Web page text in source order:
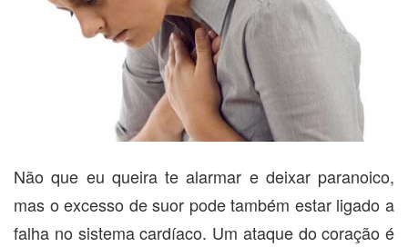
Não que eu queira te alarmar e deixar paranoico,
mas o excesso de suor pode também estar ligado a
falha no sistema cardíaco. Um ataque do coração é